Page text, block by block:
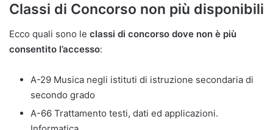
Classi di Concorso non più disponibili
Ecco quali sono le classi di concorso dove non è più
consentito l’accesso:
A-29 Musica negli istituti di istruzione secondaria di
secondo grado
A-66 Trattamento testi, dati ed applicazioni.